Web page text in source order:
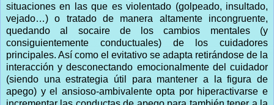
situaciones en las que es violentado (golpeado, insultado,
vejado…) o tratado de manera altamente incongruente,
quedando al socaire de los cambios mentales (y
consiguientemente conductuales) de los cuidadores
principales. Así como el evitativo se adapta retirándose de la
interacción y desconectando emocionalmente del cuidador
(siendo una estrategia útil para mantener a la figura de
apego) y el ansioso-ambivalente opta por hiperactivarse e